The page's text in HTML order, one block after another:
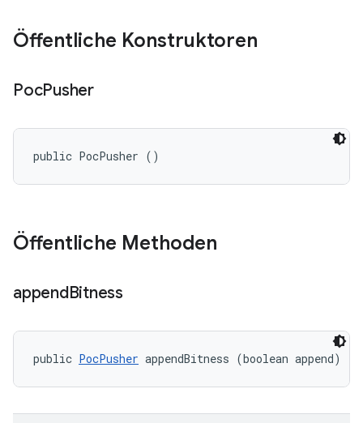
Öffentliche Konstruktoren
PocPusher
public PocPusher ()
Öffentliche Methoden
appendBitness
public PocPusher appendBitness (boolean append)